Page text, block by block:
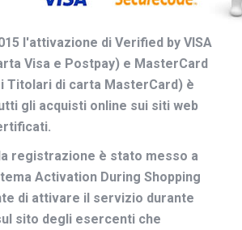
l'attivazione di Verified by VISA
Visa e Postpay) e MasterCard
Titolari di carta MasterCard) è
gli acquisti online sui siti web
registrazione è stato messo a
Activation During Shopping
di attivare il servizio durante
sito degli esercenti che